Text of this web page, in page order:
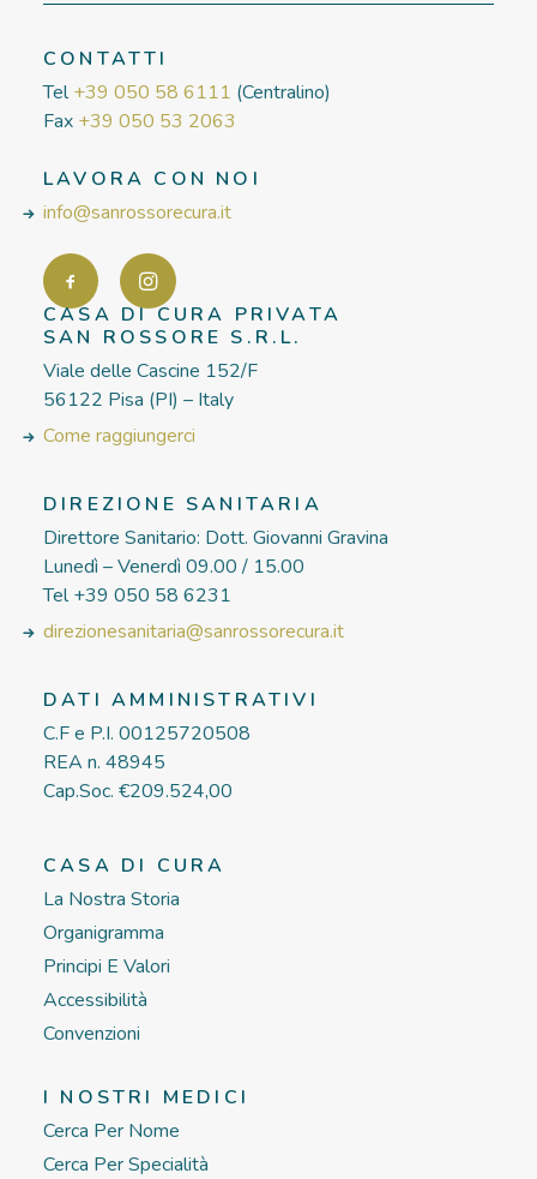
CONTATTI
Tel+39 050 58 6111 (Centralino)
Fax +39 050 53 2063
LAVORA CON NOI
info@sanrossorecura.it
CASA DI CURA PRIVATA
SAN ROSSORE S.R.L.
Viale delle Cascine 152/F
56122 Pisa (PI) – Italy
Come raggiungerci
DIREZIONE SANITARIA
Direttore Sanitario: Dott. Giovanni Gravina
Lunedì – Venerdì 09.00 / 15.00
Tel +39 050 58 6231
direzionesanitaria@sanrossorecura.it
DATI AMMINISTRATIVI
C.F e P.I. 00125720508
REA n. 48945
Cap.Soc. €209.524,00
CASA DI CURA
La Nostra Storia
Organigramma
Principi E Valori
Accessibilità
Convenzioni
I NOSTRI MEDICI
Cerca Per Nome
Cerca Per Specialità